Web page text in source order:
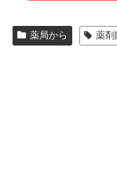
薬局から 薬剤